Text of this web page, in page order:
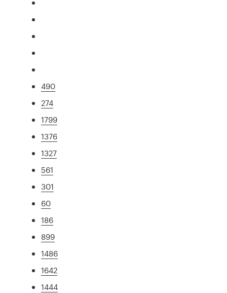
490
274
1799
1376
1327
561
301
60
186
899
1486
1642
1444